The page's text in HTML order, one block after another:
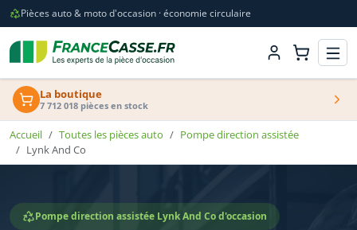
Pièces auto & moto d'occasion · économie circulaire
La boutique
7 712 018 pièces en stock
Accueil Toutes les pièces auto
Pompe direction assistée
Lynk And Co
Pompe direction assistée Lynk And Co d'occasion